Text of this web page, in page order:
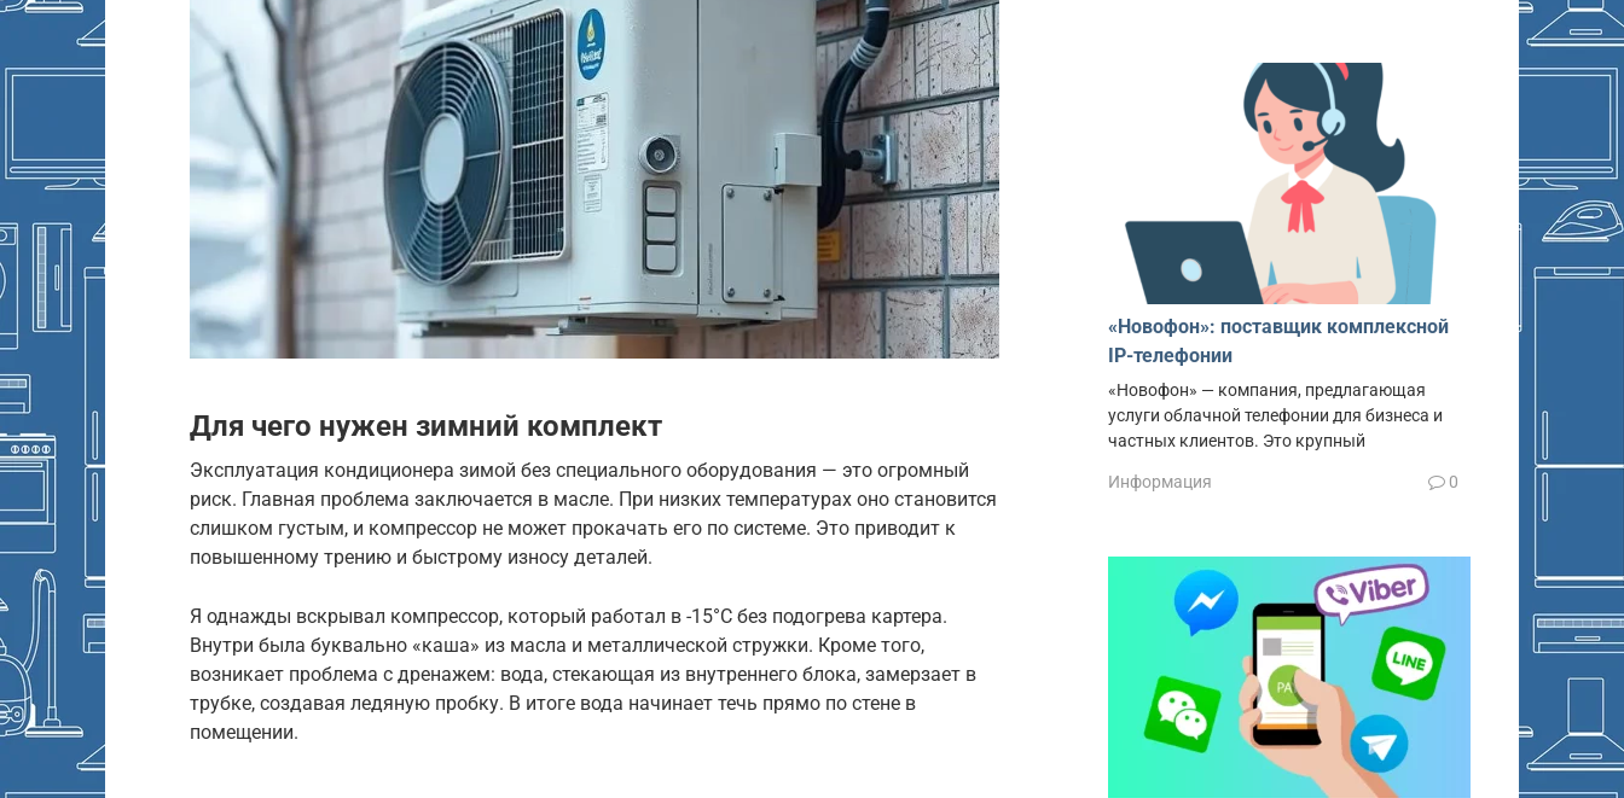
Для чего нужен зимний комплект
Эксплуатация кондиционера зимой без специального оборудования — это огромный
риск. Главная проблема заключается в масле. При низких температурах оно становится
слишком густым, и компрессор не может прокачать его по системе. Это приводит к
повышенному трению и быстрому износу деталей.
Я однажды вскрывал компрессор, который работал в -15°C без подогрева картера.
Внутри была буквально «каша» из масла и металлической стружки. Кроме того,
возникает проблема с дренажем: вода, стекающая из внутреннего блока, замерзает в
трубке, создавая ледяную пробку. В итоге вода начинает течь прямо по стене в
помещении.
«Новофон»: поставщик комплексной
IP-телефонии
«Новофон» — компания, предлагающая
услуги облачной телефонии для бизнеса и
частных клиентов. Это крупный
Информация 0